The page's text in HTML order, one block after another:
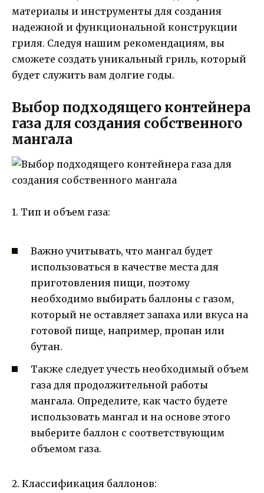
материалы и инструменты для создания
надежной и функциональной конструкции
гриля. Следуя нашим рекомендациям, вы
сможете создать уникальный гриль, который
будет служить вам долгие годы.
Выбор подходящего контейнера
газа для создания собственного
мангала
1. Тип и объем газа:
Важно учитывать, что мангал будет
использоваться в качестве места для
приготовления пищи, поэтому
необходимо выбирать баллоны с газом,
который не оставляет запаха или вкуса на
готовой пище, например, пропан или
бутан.
Также следует учесть необходимый объем
газа для продолжительной работы
мангала. Определите, как часто будете
использовать мангал и на основе этого
выберите баллон с соответствующим
объемом газа.
2. Классификация баллонов: